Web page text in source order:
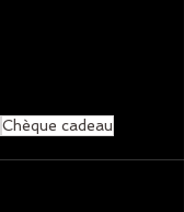
Chèque cadeau